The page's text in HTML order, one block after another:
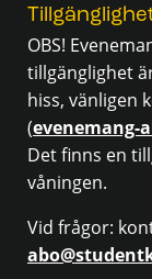
OBS!
tillgänglighet
hiss, vänligen
(evenemang-
Det finns en
våningen.
Vid frågor: